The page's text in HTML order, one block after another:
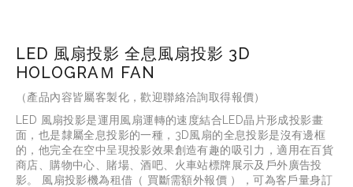
LED 風扇投影 全息風扇投影 3D
HOLOGRAＭ FAN
（產品內容皆屬客製化，歡迎聯絡洽詢取得報價）
LED 風扇投影是運用風扇運轉的速度結合LED晶片形成投影畫
面，也是隸屬全息投影的一種，3D風扇的全息投影是沒有邊框
的，他完全在空中呈現投影效果創造有趣的吸引力，適用在百貨
商店、購物中心、賭場、酒吧、火車站標牌展示及戶外廣告投
影。 風扇投影機為租借（ 買斷需額外報價 ），可為客戶量身訂